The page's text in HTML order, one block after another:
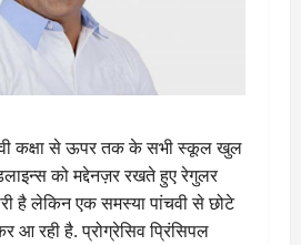
कक्षा से ऊपर तक के सभी स्कूल खुल
को मद्देनज़र रखते हुए रेगुलर
है लेकिन एक समस्या पांचवी से छोटे
आ रही है. प्रोग्रेसिव प्रिंसिपल